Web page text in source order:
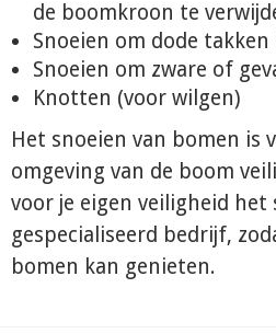
de boomkroon te
Snoeien om dode
Snoeien om zware of
Knotten (voor wilgen)
Het snoeien van bomen is
omgeving van de boom
voor je eigen veiligheid
gespecialiseerd bedrijf,
bomen kan genieten.